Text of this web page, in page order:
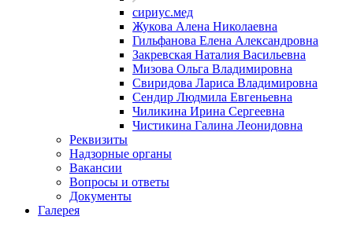
сириус.мед
Жукова Алена Николаевна
Гильфанова Елена Александровна
Закревская Наталия Васильевна
Мизова Ольга Владимировна
Свиридова Лариса Владимировна
Сендир Людмила Евгеньевна
Чиликина Ирина Сергеевна
Чистикина Галина Леонидовна
Реквизиты
Надзорные органы
Вакансии
Вопросы и ответы
Документы
Галерея